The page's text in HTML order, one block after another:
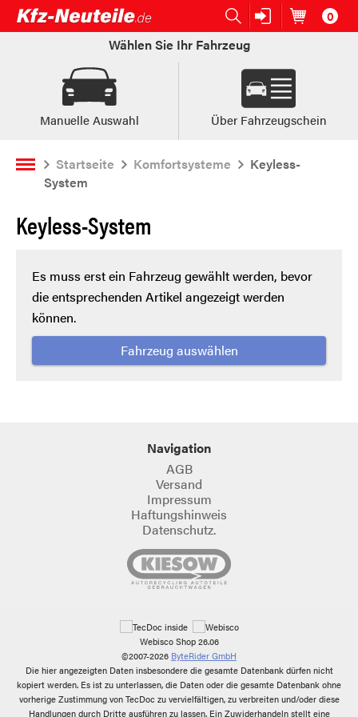
Open submenu (Ersatzteile:)
Ersatzteile: Artikel im
0
Wählen Sie Ihr Fahrzeug
Manuelle Auswahl Über Fahrzeugschein
Startseite Komfortsysteme
Keyless-
System
Keyless-System
Es muss erst ein Fahrzeug gewählt werden, bevor
die entsprechenden Artikel angezeigt werden
können.
Fahrzeug auswählen
Navigation
AGB
Versand
Impressum
Haftungshinweis
Datenschutz.
Webisco Shop 26.06
©2007-2026 ByteRider GmbH
Die hier angezeigten Daten insbesondere die gesamte Datenbank dürfen nicht
kopiert werden. Es ist zu unterlassen, die Daten oder die gesamte Datenbank ohne
vorherige Zustimmung von TecDoc zu vervielfältigen, zu verbreiten und/oder diese
Handlungen durch Dritte ausführen zu lassen. Ein Zuwiderhandeln stellt eine